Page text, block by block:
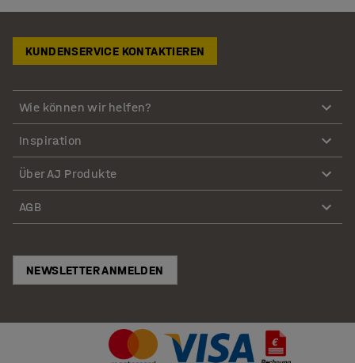
KUNDENSERVICE KONTAKTIEREN
Wie können wir helfen?
Inspiration
Über AJ Produkte
AGB
NEWSLETTER ANMELDEN